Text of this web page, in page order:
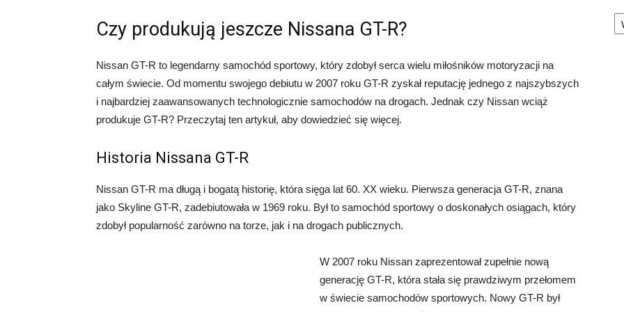
Czy produkują jeszcze Nissana GT-R?
Nissan GT-R to legendarny samochód sportowy, który zdobył serca wielu miłośników motoryzacji na
całym świecie. Od momentu swojego debiutu w 2007 roku GT-R zyskał reputację jednego z najszybszych
i najbardziej zaawansowanych technologicznie samochodów na drogach. Jednak czy Nissan wciąż
produkuje GT-R? Przeczytaj ten artykuł, aby dowiedzieć się więcej.
Historia Nissana GT-R
Nissan GT-R ma długą i bogatą historię, która sięga lat 60. XX wieku. Pierwsza generacja GT-R, znana
jako Skyline GT-R, zadebiutowała w 1969 roku. Był to samochód sportowy o doskonałych osiągach, który
zdobył popularność zarówno na torze, jak i na drogach publicznych.
W 2007 roku Nissan zaprezentował zupełnie nową
generację GT-R, która stała się prawdziwym przełomem
w świecie samochodów sportowych. Nowy GT-R był